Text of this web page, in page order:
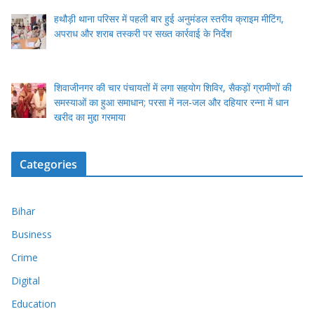
हथौड़ी थाना परिसर में पहली बार हुई अनुमंडल स्तरीय क्राइम मीटिंग,
अपराध और शराब तस्करी पर सख्त कार्रवाई के निर्देश
शिवाजीनगर की चार पंचायतों में लगा सहयोग शिविर, सैकड़ों ग्रामीणों की
समस्याओं का हुआ समाधान; परसा में नल-जल और दहियार रन्ना में धान
खरीद का मुद्दा गरमाया
Categories
Bihar
Business
Crime
Digital
Education